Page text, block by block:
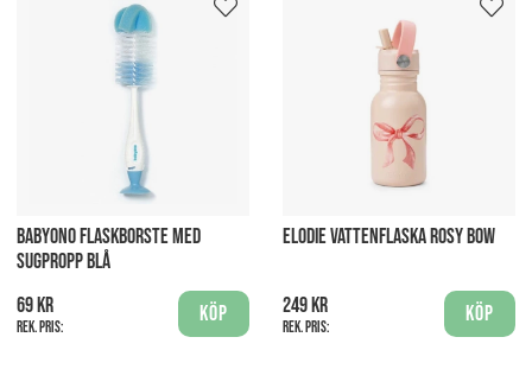
BABYONO FLASKBORSTE MED
SUGPROPP BLÅ
69 kr
Rek. pris:
Köp
ELODIE VATTENFLASKA ROSY BOW
249 kr
Rek. pris:
Köp